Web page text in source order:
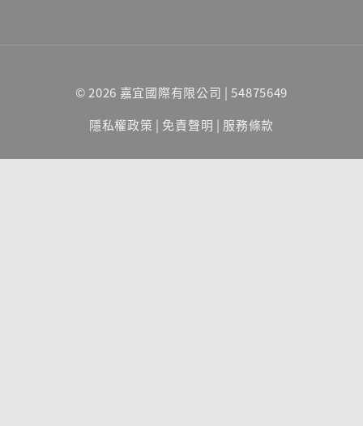
© 2026 嘉宜國際有限公司 | 54875649
隱私權政策 | 免責聲明 | 服務條款